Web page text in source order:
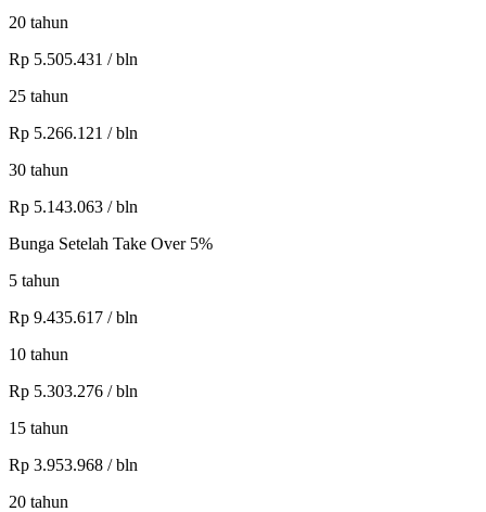
20 tahun
Rp 5.505.431 / bln
25 tahun
Rp 5.266.121 / bln
30 tahun
Rp 5.143.063 / bln
Bunga Setelah Take Over 5%
5 tahun
Rp 9.435.617 / bln
10 tahun
Rp 5.303.276 / bln
15 tahun
Rp 3.953.968 / bln
20 tahun